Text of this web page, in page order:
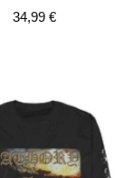
Angebotspreis
34,99 €